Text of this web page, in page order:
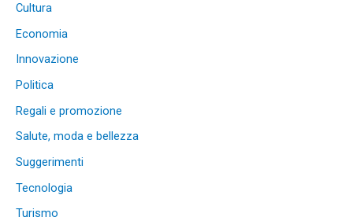
Cultura
Economia
Innovazione
Politica
Regali e promozione
Salute, moda e bellezza
Suggerimenti
Tecnologia
Turismo